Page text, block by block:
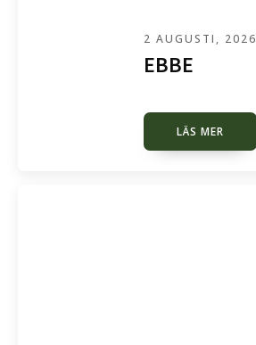
2 AUGUSTI, 2026
EBBE
LÄS MER